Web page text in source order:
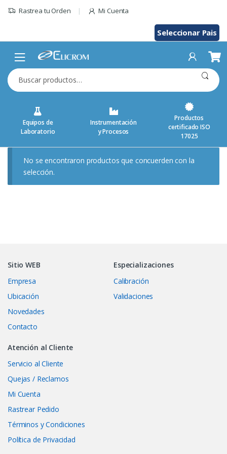
Rastrea tu Orden Mi Cuenta
Seleccionar Pais
Buscar
por:
Equipos de
Laboratorio
Instrumentación
y Procesos
Productos
certificado ISO
17025
No se encontraron productos que concuerden con la
selección.
Sitio WEB
Empresa
Ubicación
Novedades
Contacto
Especializaciones
Calibración
Validaciones
Atención al Cliente
Servicio al Cliente
Quejas / Reclamos
Mi Cuenta
Rastrear Pedido
Términos y Condiciones
Política de Privacidad